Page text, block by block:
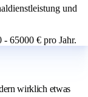
und
65000 € pro Jahr.
wirklich etwas